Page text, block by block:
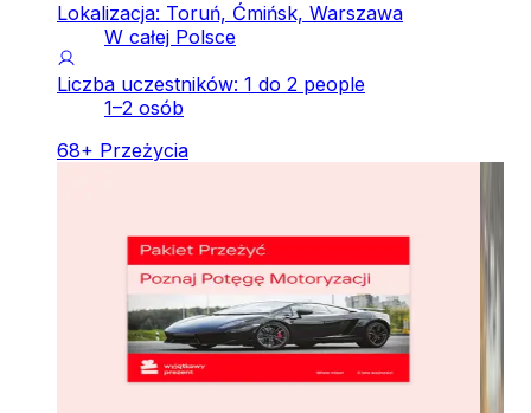
Lokalizacja: Toruń, Ćmińsk, Warszawa
W całej Polsce
Liczba uczestników: 1 do 2 people
1–2 osób
68+ Przeżycia